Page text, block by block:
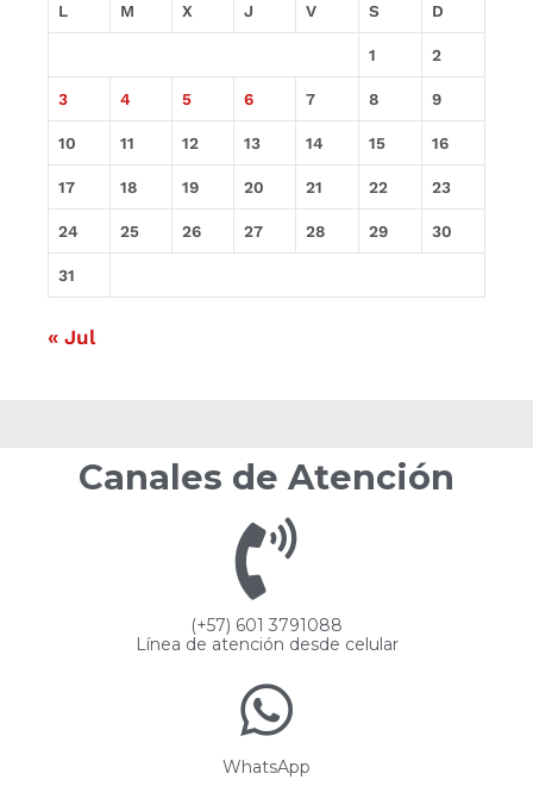
L M X J V S D
1 2
3 4 5 6 7 8 9
10 11 12 13 14 15 16
17 18 19 20 21 22 23
24 25 26 27 28 29 30
31
« Jul
Canales de Atención
(+57) 601 3791088
Línea de atención desde celular
WhatsApp